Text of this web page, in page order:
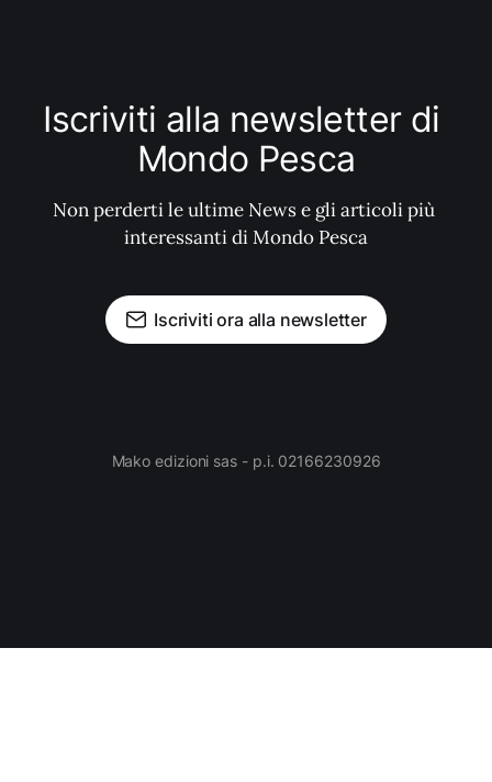
Iscriviti alla newsletter di
Mondo Pesca
Non perderti le ultime News e gli articoli più
interessanti di Mondo Pesca
Iscriviti ora alla newsletter
Mako edizioni sas - p.i. 02166230926